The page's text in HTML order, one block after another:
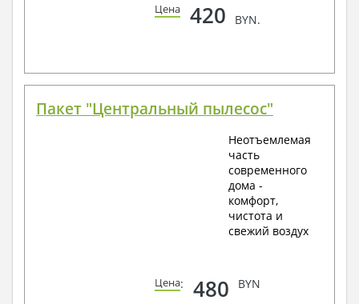
Цена 420 BYN.
Пакет "Центральный пылесос"
Неотъемлемая
часть
современного
дома -
комфорт,
чистота и
свежий воздух
Цена: 480 BYN